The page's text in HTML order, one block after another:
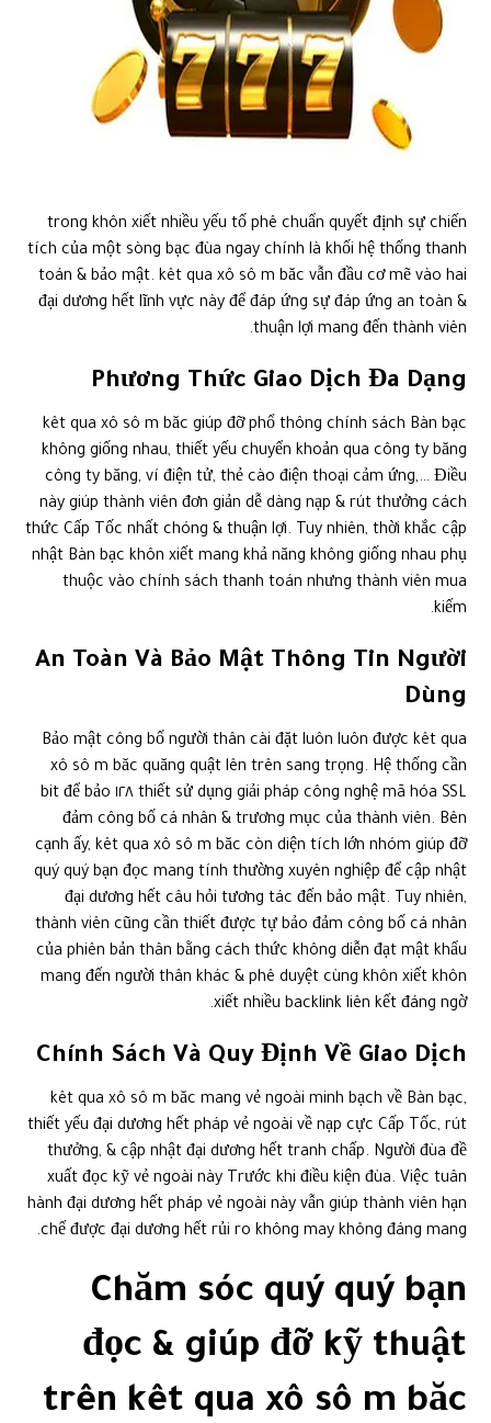
trong khôn xiết nhiều yếu tố phê chuẩn quyết định sự chiến
tích của một sòng bạc đùa ngay chính là khối hệ thống thanh
toán & bảo mật. kêt qua xô sô m băc vẫn đầu cơ mẽ vào hai
đại dương hết lĩnh vực này để đáp ứng sự đáp ứng an toàn &
thuận lợi mang đến thành viên.
Phương Thức Giao Dịch Đa Dạng
kêt qua xô sô m băc giúp đỡ phổ thông chính sách Bàn bạc
không giống nhau, thiết yếu chuyển khoản qua công ty băng
công ty băng, ví điện tử, thẻ cào điện thoại cảm ứng,… Điều
này giúp thành viên đơn giản dễ dàng nạp & rút thưởng cách
thức Cấp Tốc nhất chóng & thuận lợi. Tuy nhiên, thời khắc cập
nhật Bàn bạc khôn xiết mang khả năng không giống nhau phụ
thuộc vào chính sách thanh toán nhưng thành viên mua
kiếm.
An Toàn Và Bảo Mật Thông Tin Người
Dùng
Bảo mật công bố người thân cài đặt luôn luôn được kêt qua
xô sô m băc quăng quật lên trên sang trọng. Hệ thống cần
thiết sử dụng giải pháp công nghệ mã hóa SSL ١٢٨ bit để bảo
đảm công bố cá nhân & trương mục của thành viên. Bên
cạnh ấy, kêt qua xô sô m băc còn diện tích lớn nhóm giúp đỡ
quý quý bạn đọc mang tính thường xuyên nghiệp để cập nhật
đại dương hết câu hỏi tương tác đến bảo mật. Tuy nhiên,
thành viên cũng cần thiết được tự bảo đảm công bố cá nhân
của phiên bản thân bằng cách thức không diễn đạt mật khẩu
mang đến người thân khác & phê duyệt cùng khôn xiết khôn
xiết nhiều backlink liên kết đáng ngờ.
Chính Sách Và Quy Định Về Giao Dịch
kêt qua xô sô m băc mang vẻ ngoài minh bạch về Bàn bạc,
thiết yếu đại dương hết pháp vẻ ngoài về nạp cực Cấp Tốc, rút
thưởng, & cập nhật đại dương hết tranh chấp. Người đùa đề
xuất đọc kỹ vẻ ngoài này Trước khi điều kiện đùa. Việc tuân
hành đại dương hết pháp vẻ ngoài này vẫn giúp thành viên hạn
chế được đại dương hết rủi ro không may không đáng mang.
Chăm sóc quý quý bạn
đọc & giúp đỡ kỹ thuật
trên kêt qua xô sô m băc